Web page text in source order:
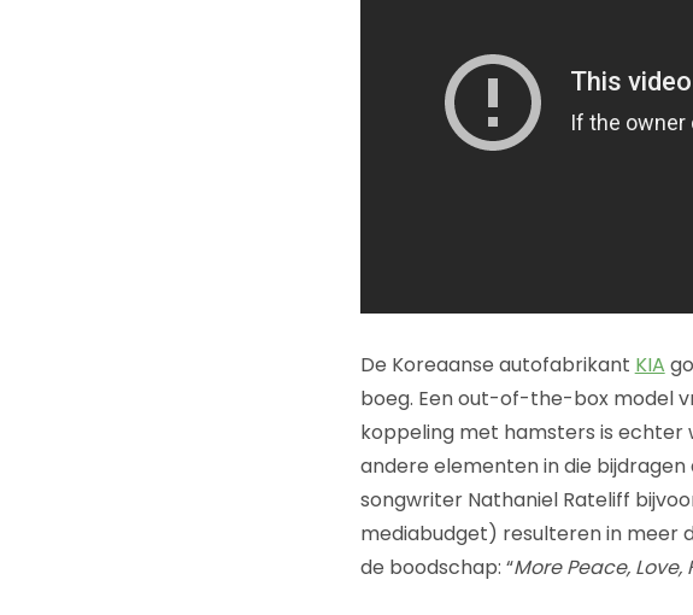
De Koreaanse autofabrikant KIA
boeg. Een out-of-the-box model
koppeling met hamsters is echter
andere elementen in die
songwriter Nathaniel Rateliff
mediabudget) resulteren in meer
de boodschap: “More Peace, Love,